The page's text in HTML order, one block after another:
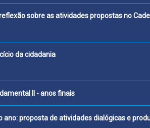
opinião: uma reflexão sobre
Oralidade, escrita,
no ensino
ano: proposta de atividades dialógicas